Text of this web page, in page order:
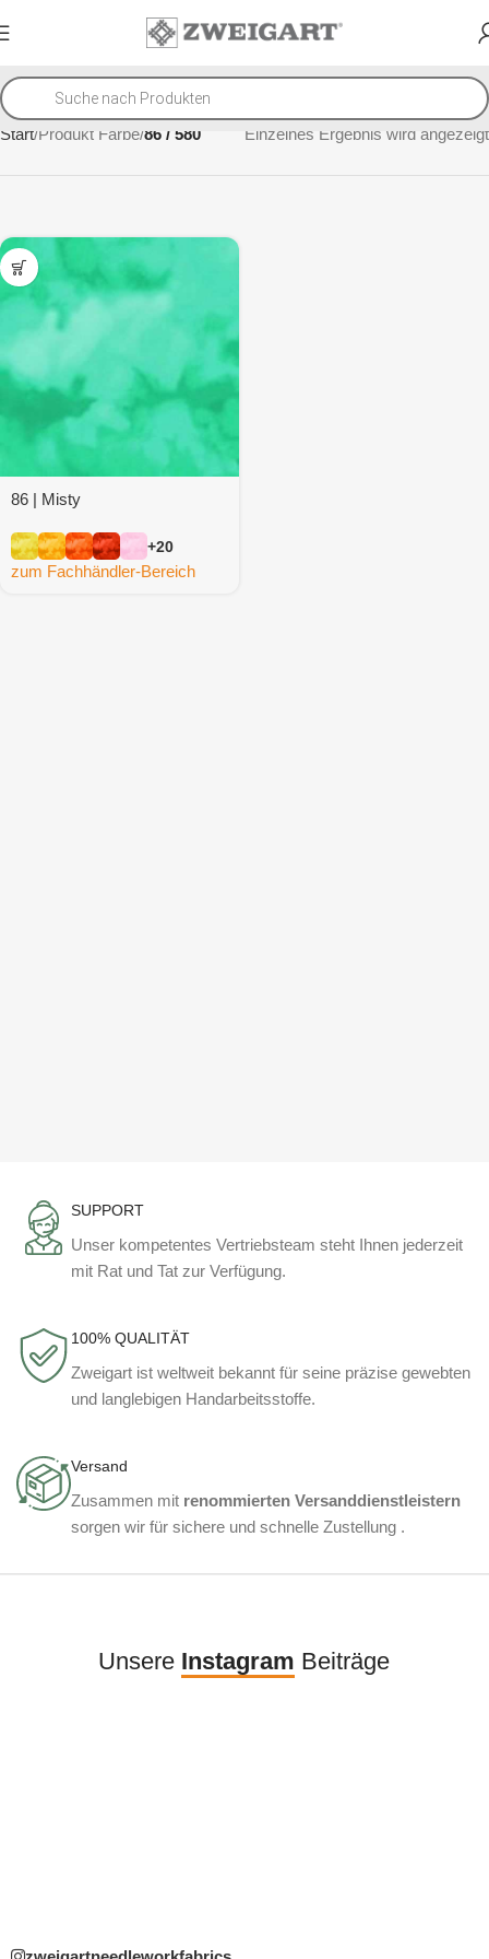
Start Produkt Farbe 86 / 580 Einzelnes Ergebnis wird angezeigt
86 | Misty
+20
zum Fachhändler-Bereich
SUPPORT
Unser kompetentes Vertriebsteam steht Ihnen jederzeit
mit Rat und Tat zur Verfügung.
100% QUALITÄT
Zweigart ist weltweit bekannt für seine präzise gewebten
und langlebigen Handarbeitsstoffe.
Versand
Zusammen mit renommierten Versanddienstleistern
sorgen wir für sichere und schnelle Zustellung .
Unsere Instagram Beiträge